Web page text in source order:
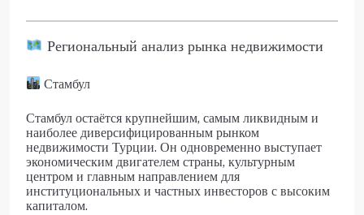
Региональный анализ рынка недвижимости
Стамбул
Стамбул остаётся крупнейшим, самым ликвидным и
наиболее диверсифицированным рынком
недвижимости Турции. Он одновременно выступает
экономическим двигателем страны, культурным
центром и главным направлением для
институциональных и частных инвесторов с высоким
капиталом.